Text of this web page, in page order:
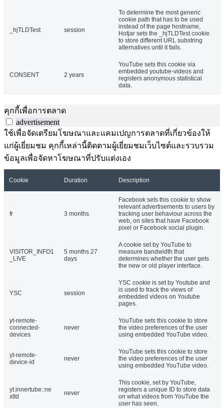
_hjTLDTest session
To determine the most generic
cookie path that has to be used
instead of the page hostname,
Hotjar sets the _hjTLDTest cookie
to store different URL substring
alternatives until it fails.
CONSENT 2 years
YouTube sets this cookie via
embedded youtube-videos and
registers anonymous statistical
data.
คุกกี้เพื่อการตลาด
advertisement
ใช้เพื่อจัดเตรียมโฆษณาและแคมเปญการตลาดที่เกี่ยวข้องให้
แก่ผู้เยี่ยมชม คุกกี้เหล่านี้ติดตามผู้เยี่ยมชมเว็บไซต์และรวบรวม
ข้อมูลเพื่อจัดหาโฆษณาที่ปรับแต่งเอง
Cookie Duration Description
fr 3 months
Facebook sets this cookie to show
relevant advertisements to users by
tracking user behaviour across the
web, on sites that have Facebook
pixel or Facebook social plugin.
VISITOR_INFO1
_LIVE
5 months 27
days
A cookie set by YouTube to
measure bandwidth that
determines whether the user gets
the new or old player interface.
YSC session
YSC cookie is set by Youtube and
is used to track the views of
embedded videos on Youtube
pages.
yt-remote-
connected-
devices
never
YouTube sets this cookie to store
the video preferences of the user
using embedded YouTube video.
yt-remote-
device-id
never
YouTube sets this cookie to store
the video preferences of the user
using embedded YouTube video.
yt.innertube::ne
xtId
never
This cookie, set by YouTube,
registers a unique ID to store data
on what videos from YouTube the
user has seen.